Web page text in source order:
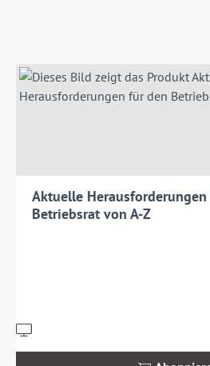
Aktuelle
Betriebsrat von A-Z
Preise